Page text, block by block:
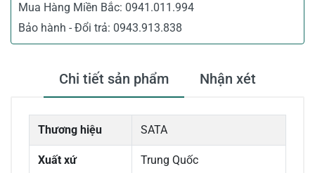
Mua Hàng Miền Bắc: 0941.011.994
Bảo hành - Đổi trả: 0943.913.838
Chi tiết sản phẩm Nhận xét
Thương hiệu SATA
Xuất xứ Trung Quốc